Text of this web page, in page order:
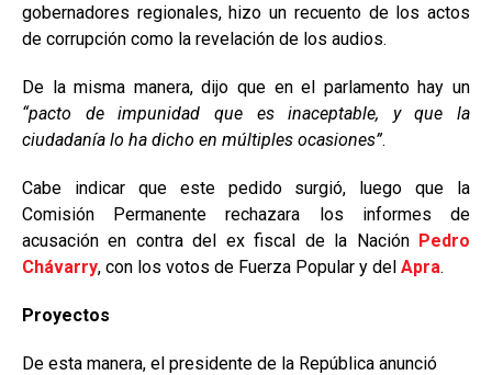
gobernadores regionales, hizo un recuento de los actos
de corrupción como la revelación de los audios.
De la misma manera, dijo que en el parlamento hay un
“pacto de impunidad que es inaceptable, y que la
ciudadanía lo ha dicho en múltiples ocasiones”.
Cabe indicar que este pedido surgió, luego que la
Comisión Permanente rechazara los informes de
acusación en contra del ex fiscal de la Nación Pedro
Chávarry, con los votos de Fuerza Popular y del Apra.
Proyectos
De esta manera, el presidente de la República anunció